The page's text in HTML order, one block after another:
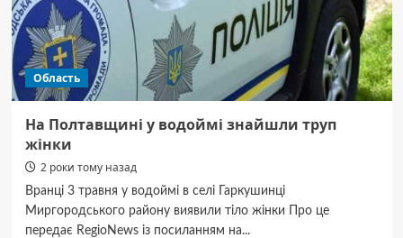
військкоматів:
у
Сухопутних
військах
відреагували
Область
На Полтавщині у водоймі знайшли труп
жінки
2 роки тому назад
Вранці 3 травня у водоймі в селі Гаркушинці
Миргородського району виявили тіло жінки Про це
передає RegioNews із посиланням на...